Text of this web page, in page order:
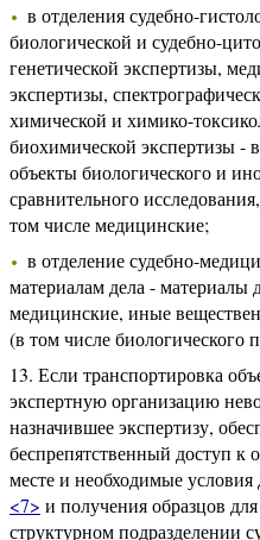
в отделения судебно-
биологической и судебно-
генетической экспертизы,
экспертизы,
химической и химико-
биохимической экспертизы -
объекты биологического и
сравнительного
том числе медицинские;
в отделение судебно-
материалам дела - материалы
медицинские, иные
(в том числе биологического
13. Если транспортировка
экспертную организацию
назначившее экспертизу,
беспрепятственный доступ к
месте и необходимые
<7> и получения образцов
структурном подразделении